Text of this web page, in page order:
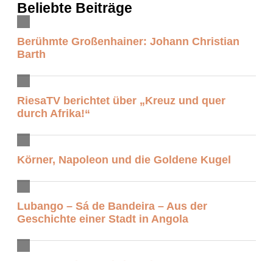
Beliebte Beiträge
Berühmte Großenhainer: Johann Christian
Barth
RiesaTV berichtet über „Kreuz und quer
durch Afrika!“
Körner, Napoleon und die Goldene Kugel
Lubango – Sá de Bandeira – Aus der
Geschichte einer Stadt in Angola